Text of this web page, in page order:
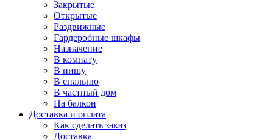
Закрытые
Открытые
Раздвижные
Гардеробные шкафы
Назначение
В комнату
В нишу
В спальню
В частный дом
На балкон
Доставка и оплата
Как сделать заказ
Доставка